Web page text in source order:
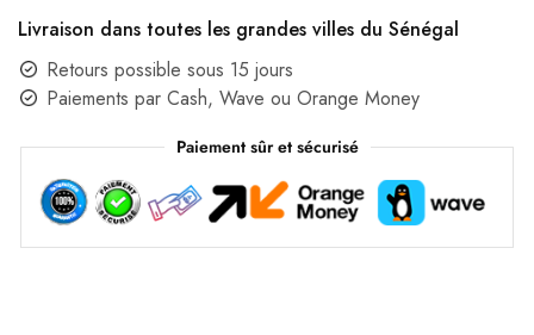
Livraison dans toutes les grandes villes du Sénégal
Retours possible sous 15 jours
Paiements par Cash, Wave ou Orange Money
Paiement sûr et sécurisé